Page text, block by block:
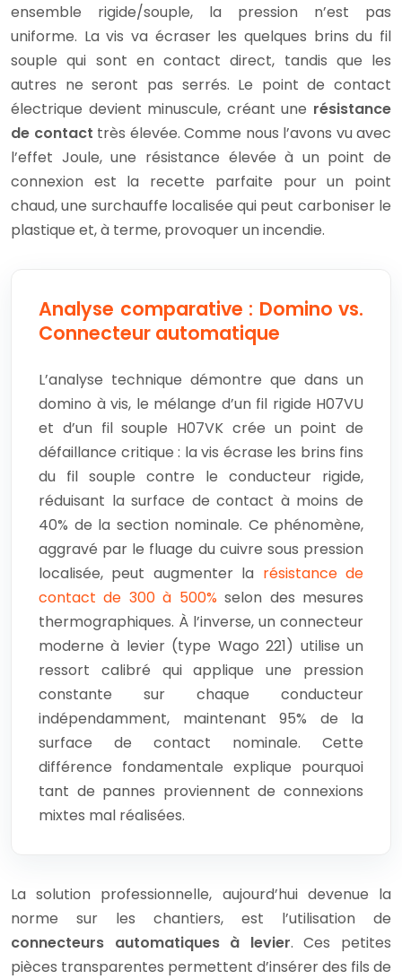
ensemble rigide/souple, la pression n’est pas
uniforme. La vis va écraser les quelques brins du fil
souple qui sont en contact direct, tandis que les
autres ne seront pas serrés. Le point de contact
électrique devient minuscule, créant une résistance
de contact très élevée. Comme nous l’avons vu avec
l’effet Joule, une résistance élevée à un point de
connexion est la recette parfaite pour un point
chaud, une surchauffe localisée qui peut carboniser le
plastique et, à terme, provoquer un incendie.
Analyse comparative : Domino vs.
Connecteur automatique
L’analyse technique démontre que dans un
domino à vis, le mélange d’un fil rigide H07VU
et d’un fil souple H07VK crée un point de
défaillance critique : la vis écrase les brins fins
du fil souple contre le conducteur rigide,
réduisant la surface de contact à moins de
40% de la section nominale. Ce phénomène,
aggravé par le fluage du cuivre sous pression
localisée, peut augmenter la résistance de
contact de 300 à 500% selon des mesures
thermographiques. À l’inverse, un connecteur
moderne à levier (type Wago 221) utilise un
ressort calibré qui applique une pression
constante sur chaque conducteur
indépendamment, maintenant 95% de la
surface de contact nominale. Cette
différence fondamentale explique pourquoi
tant de pannes proviennent de connexions
mixtes mal réalisées.
La solution professionnelle, aujourd’hui devenue la
norme sur les chantiers, est l’utilisation de
connecteurs automatiques à levier. Ces petites
pièces transparentes permettent d’insérer des fils de